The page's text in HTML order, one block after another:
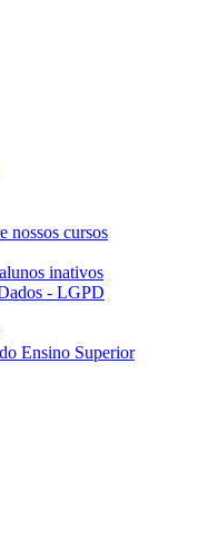
nossos cursos
inativos
- LGPD
Ensino Superior